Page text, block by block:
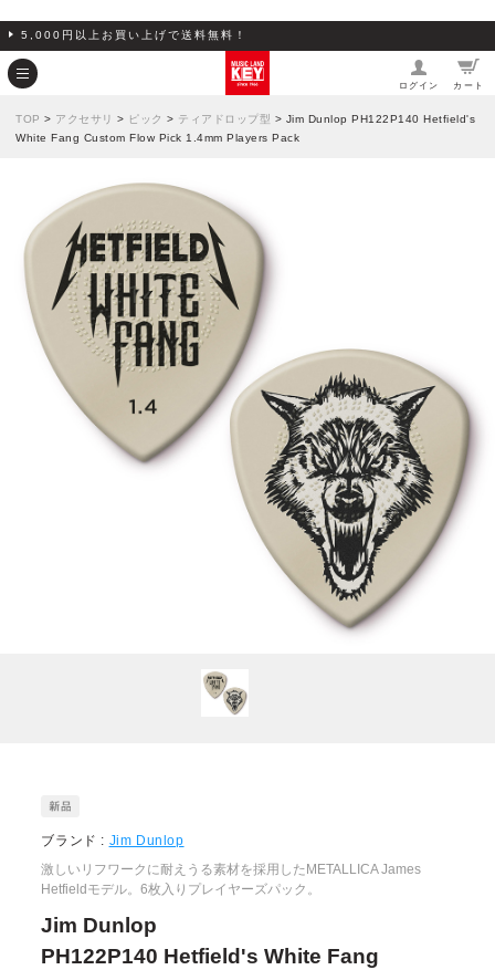
5,000円以上お買い上げで送料無料！
ログイン カート
TOP > アクセサリ > ピック > ティアドロップ型 > Jim Dunlop PH122P140 Hetfield's
White Fang Custom Flow Pick 1.4mm Players Pack
ブランド : Jim Dunlop
激しいリフワークに耐えうる素材を採用したMETALLICA James
Hetfieldモデル。6枚入りプレイヤーズパック。
Jim Dunlop
PH122P140 Hetfield's White Fang